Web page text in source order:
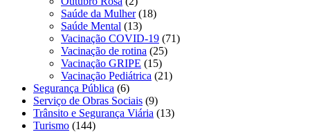
Saúde da Mulher(18)
Saúde Mental (13)
Vacinação COVID-19 (71)
Vacinação de rotina (25)
Vacinação GRIPE (15)
Vacinação Pediátrica (21)
Segurança Pública (6)
Serviço de Obras Sociais (9)
Trânsito e Segurança Viária (13)
Turismo (144)